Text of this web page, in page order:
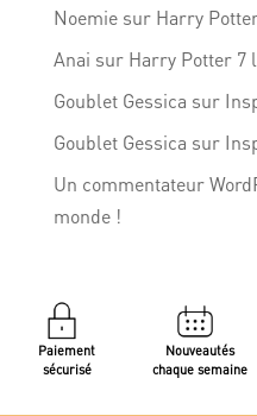
Noemiesur Harry
Anai sur Harry Potter 7
Goublet Gessica sur
Goublet Gessica sur
Un commentateur
monde !
Paiement
sécurisé
Nouveautés
chaque semaine